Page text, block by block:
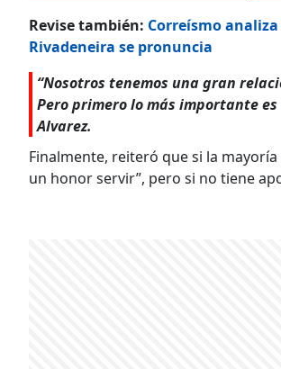
Revise también: Correísmo
Rivadeneira se pronuncia
“Nosotros tenemos una gran
Pero primero lo más importante
Alvarez.
Finalmente, reiteró que si la
un honor servir”, pero si no tiene